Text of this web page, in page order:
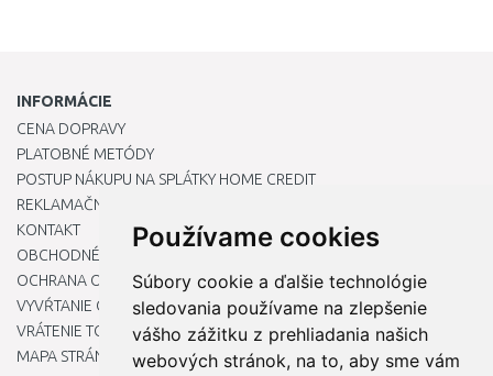
Používame cookies
Súbory cookie a ďalšie technológie
sledovania používame na zlepšenie
vášho zážitku z prehliadania našich
webových stránok, na to, aby sme vám
INFORMÁCIE
CENA DOPRAVY
PLATOBNÉ METÓDY
POSTUP NÁKUPU NA SPLÁTKY HOME CREDIT
REKLAMAČNÝ PORIADOK
KONTAKT
OBCHODNÉ PODMIENKY
OCHRANA OSOBNÝCH ÚDAJOV
VYVŔTANIE OTVORU DO DREZU PRE KUCHYNSKÚ BATÉRIU
VRÁTENIE TOVARU / REKLAMÁCIE
MAPA STRÁNOK